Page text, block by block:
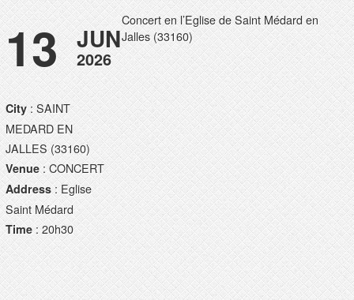
13 JUN
2026
City: SAINT
MEDARD EN
JALLES (33160)
Venue: CONCERT
Address: Eglise
Saint Médard
Time: 20h30
Concert en l’Eglise de Saint Médard en
Jalles (33160)